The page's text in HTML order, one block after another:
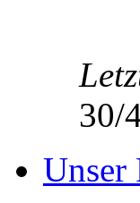
30/
Unser